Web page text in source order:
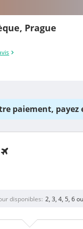
Prague
paiement, payez
disponibles 2, 3, 4, 5, 6